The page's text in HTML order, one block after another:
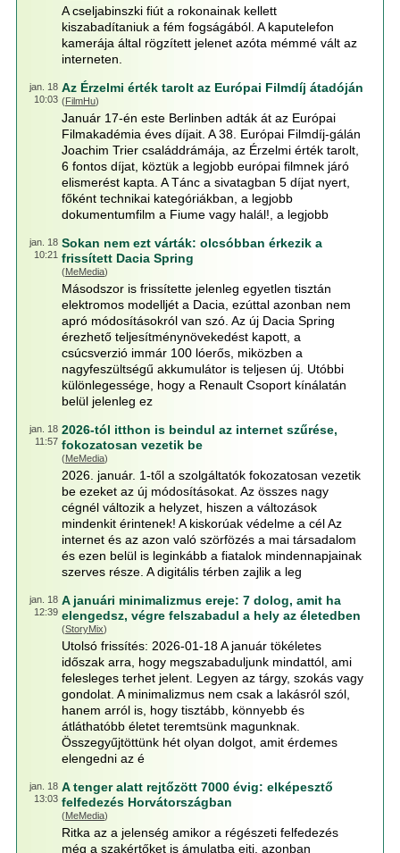
A cseljabinszki fiút a rokonainak kellett
kiszabadítaniuk a fém fogságából. A kaputelefon
kamerája által rögzített jelenet azóta mémmé vált az
interneten.
jan. 18
10:03
Az Érzelmi érték tarolt az Európai Filmdíj átadóján
(FilmHu)
Január 17-én este Berlinben adták át az Európai
Filmakadémia éves díjait. A 38. Európai Filmdíj-gálán
Joachim Trier családdrámája, az Érzelmi érték tarolt,
6 fontos díjat, köztük a legjobb európai filmnek járó
elismerést kapta. A Tánc a sivatagban 5 díjat nyert,
főként technikai kategóriákban, a legjobb
dokumentumfilm a Fiume vagy halál!, a legjobb
jan. 18
10:21
Sokan nem ezt várták: olcsóbban érkezik a
frissített Dacia Spring
(MeMedia)
Másodszor is frissítette jelenleg egyetlen tisztán
elektromos modelljét a Dacia, ezúttal azonban nem
apró módosításokról van szó. Az új Dacia Spring
érezhető teljesítménynövekedést kapott, a
csúcsverzió immár 100 lóerős, miközben a
nagyfeszültségű akkumulátor is teljesen új. Utóbbi
különlegessége, hogy a Renault Csoport kínálatán
belül jelenleg ez
jan. 18
11:57
2026-tól itthon is beindul az internet szűrése,
fokozatosan vezetik be
(MeMedia)
2026. január. 1-től a szolgáltatók fokozatosan vezetik
be ezeket az új módosításokat. Az összes nagy
cégnél változik a helyzet, hiszen a változások
mindenkit érintenek! A kiskorúak védelme a cél Az
internet és az azon való szörfözés a mai társadalom
és ezen belül is leginkább a fiatalok mindennapjainak
szerves része. A digitális térben zajlik a leg
jan. 18
12:39
A januári minimalizmus ereje: 7 dolog, amit ha
elengedsz, végre felszabadul a hely az életedben
(StoryMix)
Utolsó frissítés: 2026-01-18 A január tökéletes
időszak arra, hogy megszabaduljunk mindattól, ami
felesleges terhet jelent. Legyen az tárgy, szokás vagy
gondolat. A minimalizmus nem csak a lakásról szól,
hanem arról is, hogy tisztább, könnyebb és
átláthatóbb életet teremtsünk magunknak.
Összegyűjtöttünk hét olyan dolgot, amit érdemes
elengedni az é
jan. 18
13:03
A tenger alatt rejtőzött 7000 évig: elképesztő
felfedezés Horvátországban
(MeMedia)
Ritka az a jelenség amikor a régészeti felfedezés
még a szakértőket is ámulatba ejti, azonban